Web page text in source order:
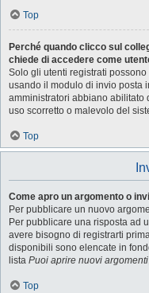
Top
Perché quando clicco sul
chiede di accedere come
Solo gli utenti registrati
usando il modulo di invio posta
amministratori abbiano abilitato
uso scorretto o malevolo del
Top
Come apro un argomento o
Per pubblicare un nuovo
Per pubblicare una risposta ad
avere bisogno di registrarti
disponibili sono elencate in
lista Puoi aprire nuovi argomenti
Top